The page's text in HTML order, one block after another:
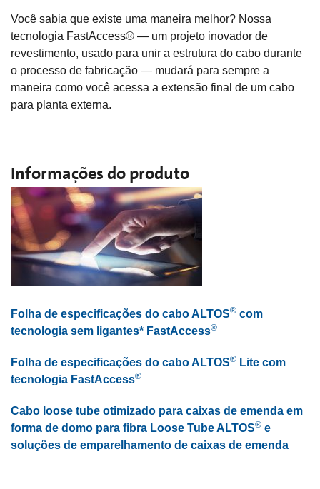
Você sabia que existe uma maneira melhor? Nossa
tecnologia FastAccess® — um projeto inovador de
revestimento, usado para unir a estrutura do cabo durante
o processo de fabricação — mudará para sempre a
maneira como você acessa a extensão final de um cabo
para planta externa.
Informações do produto
Folha de especificações do cabo ALTOS® com
tecnologia sem ligantes* FastAccess®
Folha de especificações do cabo ALTOS® Lite com
tecnologia FastAccess®
Cabo loose tube otimizado para caixas de emenda em
forma de domo para fibra Loose Tube ALTOS® e
soluções de emparelhamento de caixas de emenda